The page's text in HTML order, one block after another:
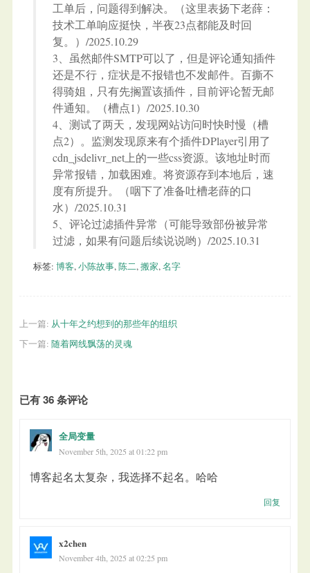
工单后，问题得到解决。（这里表扬下老薛：
技术工单响应挺快，半夜23点都能及时回
复。）/2025.10.29
3、虽然邮件SMTP可以了，但是评论通知插件
还是不行，症状是不报错也不发邮件。百撕不
得骑姐，只有先搁置该插件，目前评论暂无邮
件通知。（槽点1）/2025.10.30
4、测试了两天，发现网站访问时快时慢（槽
点2）。监测发现原来有个插件DPlayer引用了
cdn_jsdelivr_net上的一些css资源。该地址时而
异常报错，加载困难。将资源存到本地后，速
度有所提升。（咽下了准备吐槽老薛的口
水）/2025.10.31
5、评论过滤插件异常（可能导致部份被异常
过滤，如果有问题后续说说哟）/2025.10.31
标签: 博客,小陈故事,陈二,搬家,名字
上一篇: 从十年之约想到的那些年的组织
下一篇: 随着网线飘荡的灵魂
已有 36 条评论
全局变量
November 5th, 2025 at 01:22 pm
博客起名太复杂，我选择不起名。哈哈
回复
x2chen
November 4th, 2025 at 02:25 pm